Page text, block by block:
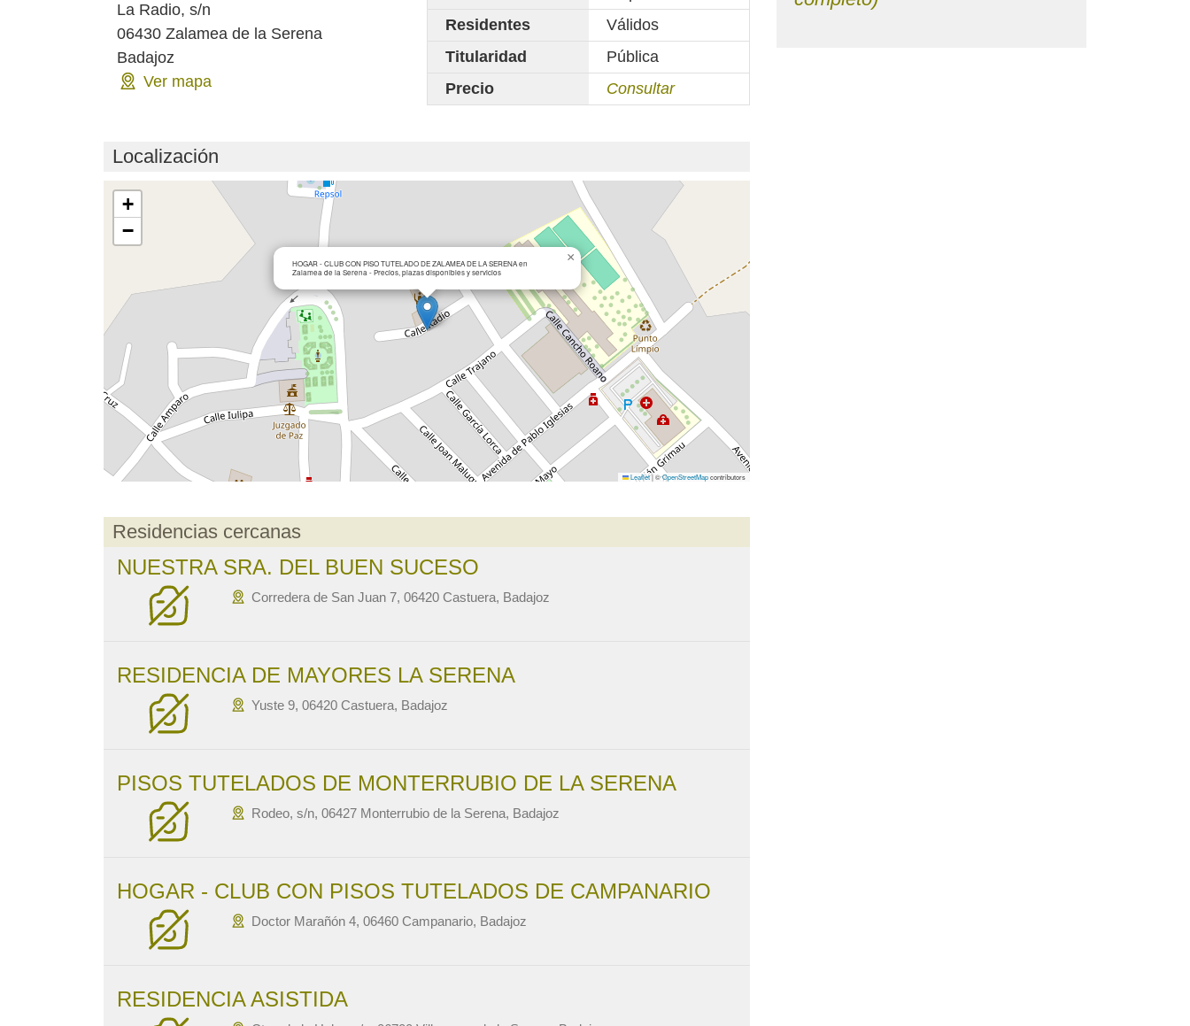
La Radio, s/n
06430 Zalamea de la Serena
Badajoz
Ver mapa
Residentes
Válidos
Titularidad
Pública
Precio
Consultar
Localización
HOGAR - CLUB CON PISO TUTELADO DE ZALAMEA DE LA SERENA en
Zalamea de la Serena - Precios, plazas disponibles y servicios
×
+
−
Leaflet|©OpenStreetMapcontributors
Residencias cercanas
NUESTRA SRA. DEL BUEN SUCESO
Corredera de San Juan 7, 06420 Castuera, Badajoz
RESIDENCIA DE MAYORES LA SERENA
Yuste 9, 06420 Castuera, Badajoz
PISOS TUTELADOS DE MONTERRUBIO DE LA SERENA
Rodeo, s/n, 06427 Monterrubio de la Serena, Badajoz
HOGAR - CLUB CON PISOS TUTELADOS DE CAMPANARIO
Doctor Marañón 4, 06460 Campanario, Badajoz
RESIDENCIA ASISTIDA